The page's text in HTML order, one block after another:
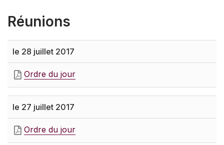
Réunions
le 28 juillet 2017
Ordre du jour
le 27 juillet 2017
Ordre du jour